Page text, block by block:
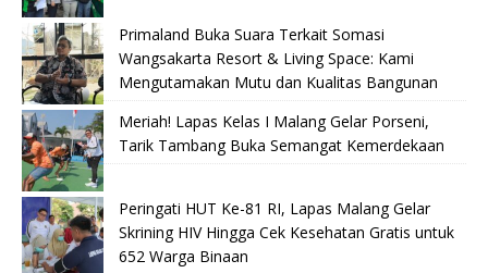
Primaland Buka Suara Terkait Somasi
Wangsakarta Resort & Living Space: Kami
Mengutamakan Mutu dan Kualitas Bangunan
Meriah! Lapas Kelas I Malang Gelar Porseni,
Tarik Tambang Buka Semangat Kemerdekaan
Peringati HUT Ke-81 RI, Lapas Malang Gelar
Skrining HIV Hingga Cek Kesehatan Gratis untuk
652 Warga Binaan